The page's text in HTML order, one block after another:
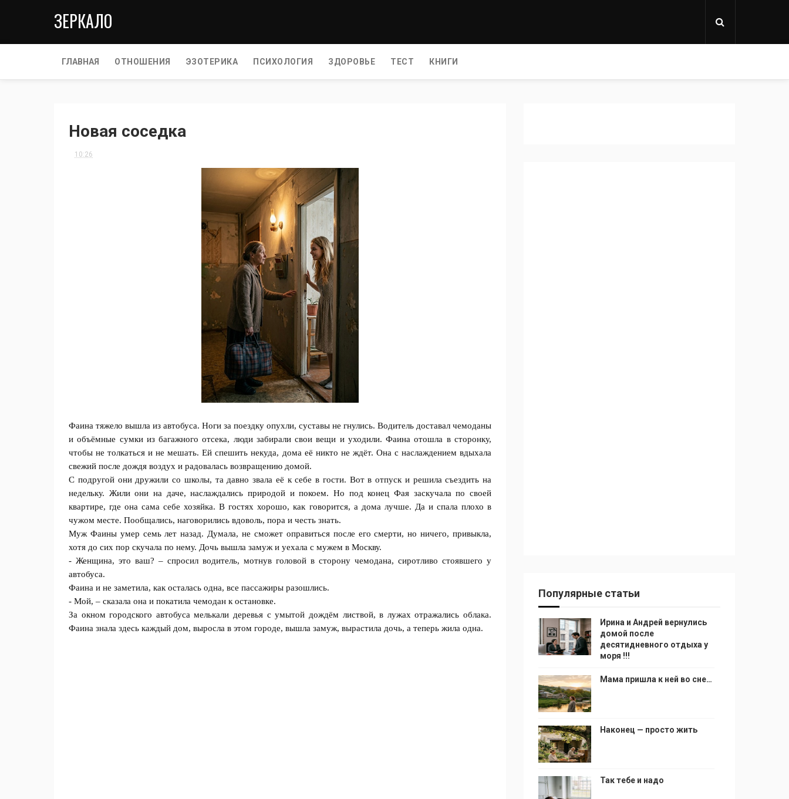
ЗЕРКАЛО
ГЛАВНАЯ ОТНОШЕНИЯ ЭЗОТЕРИКА ПСИХОЛОГИЯ ЗДОРОВЬЕ ТЕСТ КНИГИ
Новая соседка
10:26
Фаина тяжело вышла из автобуса. Ноги за поездку опухли, суставы не гнулись. Водитель доставал чемоданы
и объёмные сумки из багажного отсека, люди забирали свои вещи и уходили. Фаина отошла в сторонку,
чтобы не толкаться и не мешать. Ей спешить некуда, дома её никто не ждёт. Она с наслаждением вдыхала
свежий после дождя воздух и радовалась возвращению домой.
С подругой они дружили со школы, та давно звала её к себе в гости. Вот в отпуск и решила съездить на
недельку. Жили они на даче, наслаждались природой и покоем. Но под конец Фая заскучала по своей
квартире, где она сама себе хозяйка. В гостях хорошо, как говорится, а дома лучше. Да и спала плохо в
чужом месте. Пообщались, наговорились вдоволь, пора и честь знать.
Муж Фаины умер семь лет назад. Думала, не сможет оправиться после его смерти, но ничего, привыкла,
хотя до сих пор скучала по нему. Дочь вышла замуж и уехала с мужем в Москву.
- Женщина, это ваш? – спросил водитель, мотнув головой в сторону чемодана, сиротливо стоявшего у
автобуса.
Фаина и не заметила, как осталась одна, все пассажиры разошлись.
- Мой, – сказала она и покатила чемодан к остановке.
За окном городского автобуса мелькали деревья с умытой дождём листвой, в лужах отражались облака.
Фаина знала здесь каждый дом, выросла в этом городе, вышла замуж, вырастила дочь, а теперь жила одна.
Популярные статьи
Ирина и Андрей вернулись
домой после
десятидневного отдыха у
моря !!!
Мама пришла к ней во сне…
Наконец — просто жить
Так тебе и надо